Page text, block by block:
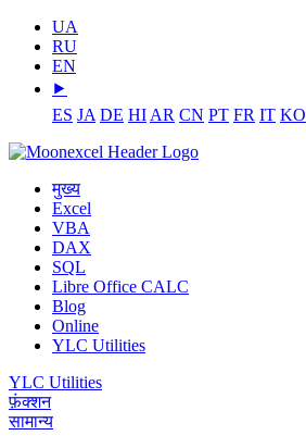
UA
RU
EN
⯈
ES JA DE HI AR CN PT FR IT KO
मुख्य
Excel
VBA
DAX
SQL
Libre Office CALC
Blog
Online
YLC Utilities
YLC Utilities
फ़ंक्शन
सामान्य